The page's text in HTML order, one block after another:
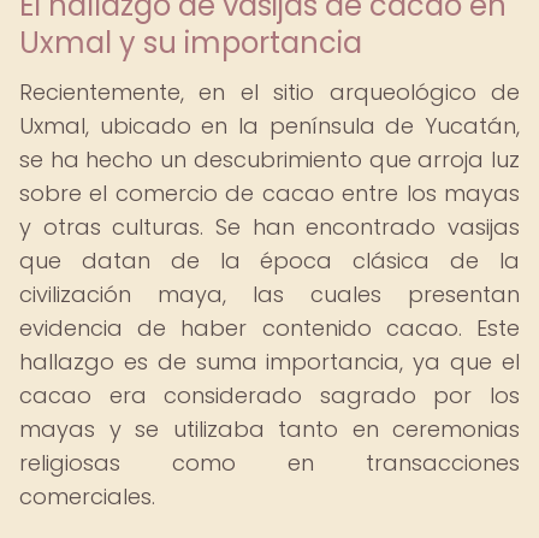
Uxmal y su importancia
Recientemente, en el sitio arqueológico de
Uxmal, ubicado en la península de Yucatán,
se ha hecho un descubrimiento que arroja luz
sobre el comercio de cacao entre los mayas
y otras culturas. Se han encontrado vasijas
que datan de la época clásica de la
civilización maya, las cuales presentan
evidencia de haber contenido cacao. Este
hallazgo es de suma importancia, ya que el
cacao era considerado sagrado por los
mayas y se utilizaba tanto en ceremonias
religiosas como en transacciones
comerciales.